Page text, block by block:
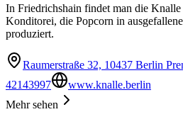
In Friedrichshain findet man die
Konditorei, die Popcorn in
produziert.
Raumerstraße 32, 10437 Berlin
42143997
www.knalle.berlin
Mehr sehen